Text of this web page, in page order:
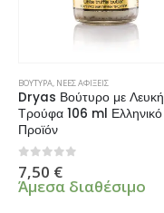
ΒΟΥΤΥΡΑ, ΝΕΕΣ ΑΦΙΞΕΙΣ
Dryas Βούτυρο με Λευκή
Τρούφα 106 ml Ελληνικό
Προϊόν
0 από 5
7,50 €
Άμεσα διαθέσιμο